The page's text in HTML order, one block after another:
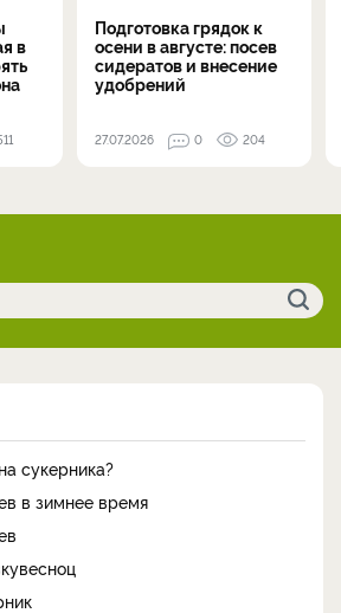
в
Подготовка грядок к
осени в августе: посев
сидератов и внесение
удобрений
27.07.2026 0 204
сукерника?
в зимнее время